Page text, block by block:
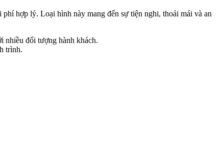
hợp lý. Loại hình này mang đến sự tiện nghi, thoải mái và an
nhiều đối tượng hành khách.
trình.